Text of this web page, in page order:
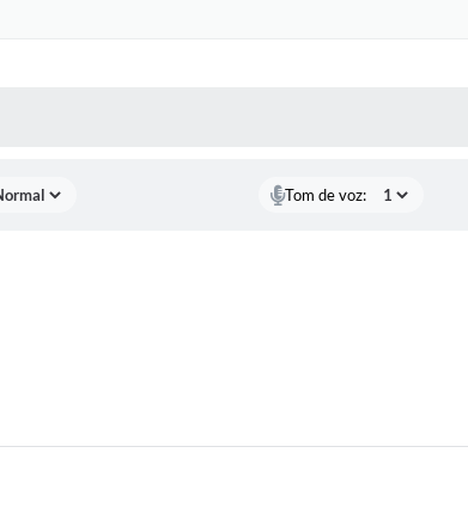
Tom de voz: